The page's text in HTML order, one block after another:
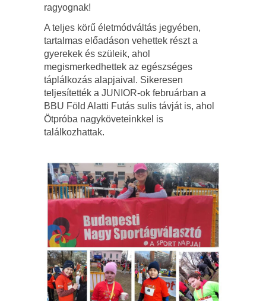
ragyognak!
A teljes körű életmódváltás jegyében,
tartalmas előadáson vehettek részt a
gyerekek és szüleik, ahol
megismerkedhettek az egészséges
táplálkozás alapjaival. Sikeresen
teljesítették a JUNIOR-ok februárban a
BBU Föld Alatti Futás sulis távját is, ahol
Ötpróba nagyköveteinkkel is
találkozhattak.